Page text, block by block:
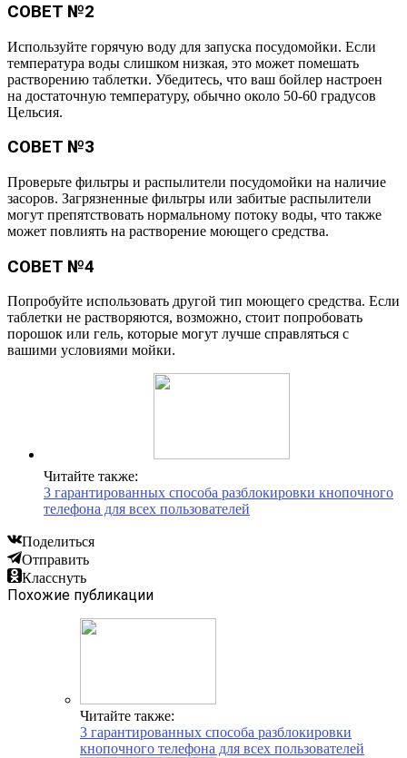
СОВЕТ №2
Используйте горячую воду для запуска посудомойки. Если
температура воды слишком низкая, это может помешать
растворению таблетки. Убедитесь, что ваш бойлер настроен
на достаточную температуру, обычно около 50-60 градусов
Цельсия.
СОВЕТ №3
Проверьте фильтры и распылители посудомойки на наличие
засоров. Загрязненные фильтры или забитые распылители
могут препятствовать нормальному потоку воды, что также
может повлиять на растворение моющего средства.
СОВЕТ №4
Попробуйте использовать другой тип моющего средства. Если
таблетки не растворяются, возможно, стоит попробовать
порошок или гель, которые могут лучше справляться с
вашими условиями мойки.
Читайте также:
3 гарантированных способа разблокировки кнопочного
телефона для всех пользователей
Поделиться
Отправить
Класснуть
Похожие публикации
Читайте также:
3 гарантированных способа разблокировки
кнопочного телефона для всех пользователей